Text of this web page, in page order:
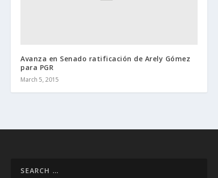
Avanza en Senado ratificación de Arely Gómez
para PGR
March 5, 2015